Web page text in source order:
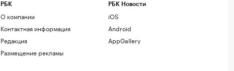
РБК
О компании
Контактная информация
Редакция
Размещение рекламы
РБК Новости
iOS
Android
AppGallery